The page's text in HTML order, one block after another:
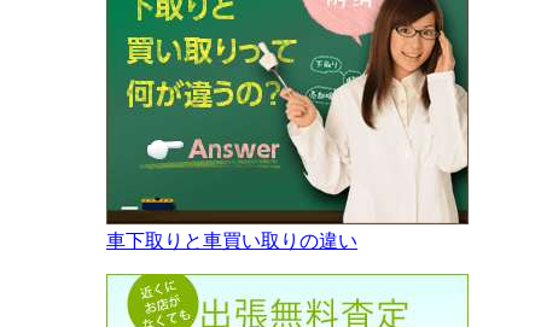
車下取りと車買い取りの違い